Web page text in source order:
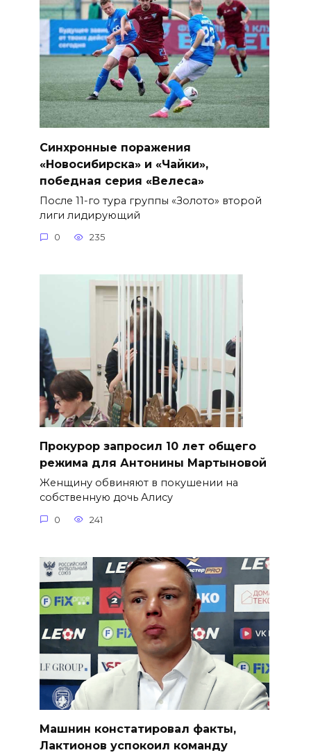
Синхронные поражения
«Новосибирска» и «Чайки»,
победная серия «Велеса»
После 11-го тура группы «Золото» второй
лиги лидирующий
0 235
​Прокурор запросил 10 лет общего
режима для Антонины Мартыновой
Женщину обвиняют в покушении на
собственную дочь Алису
0 241
Машнин констатировал факты,
Лактионов успокоил команду